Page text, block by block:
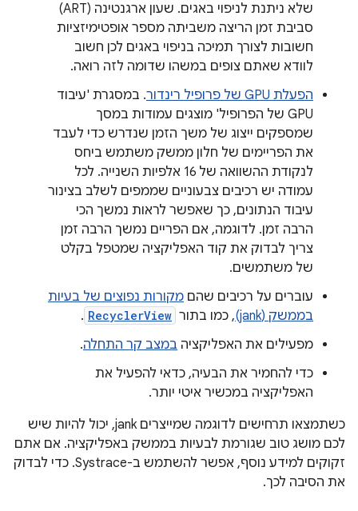
שלא ניתנת לניפוי באגים. שעון ארגנטינה (ART)
סביבת זמן הריצה משביתה מספר אופטימיזציות
חשובות לצורך תמיכה בניפוי באגים לכן חשוב
לוודא שאתם צופים במשהו שדומה לזה רואה.
הפעלת GPU של פרופיל רינדור
. במסגרת 'עיבוד
GPU של הפרופיל' מוצגים עמודות במסך
שמספקים ייצוג של משך הזמן שנדרש כדי לעבד
את הפריימים של חלון ממשק משתמש ביחס
לנקודת ההשוואה של 16 אלפיות השנייה. לכל
עמודה יש רכיבים צבעוניים שממפים לשלב בצינור
עיבוד הנתונים, כך שאפשר לראות נמשך הכי
הרבה זמן. לדוגמה, אם הפריים נמשך הרבה זמן
צריך לבדוק את קוד האפליקציה שמטפל בקלט
של משתמשים.
עוברים על רכיבים שהם מקורות נפוצים של בעיות
בממשק (jank)
, כמו בתור RecyclerView
.
מפעילים את האפליקציה במצב קר התחלה.
כדי להחמיר את הבעיה, כדאי להפעיל את
האפליקציה במכשיר איטי יותר.
כשתמצאו תרחישים לדוגמה שמייצרים jank, יכול להיות שיש
לכם מושג טוב שגורמת לבעיות בממשק באפליקציה. אם אתם
זקוקים למידע נוסף, אפשר להשתמש ב-Systrace. כדי לבדוק
את הסיבה לכך.